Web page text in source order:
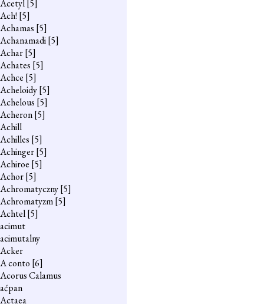
Acetyl[5]
Ach! [5]
Achamas [5]
Achanamadi[5]
Achar[5]
Achates [5]
Achce [5]
Acheloidy[5]
Achelous [5]
Acheron[5]
Achill
Achilles [5]
Achinger[5]
Achiroe [5]
Achor[5]
Achromatyczny[5]
Achromatyzm[5]
Achtel[5]
acimut
acimutalny
Acker
A conto [6]
Acorus Calamus
aćpan
Actaea